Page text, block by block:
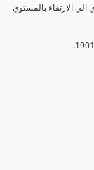
الارتقاء بالمستوي